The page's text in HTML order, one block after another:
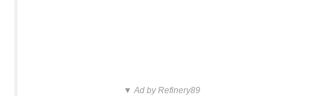
▼ Ad by Refinery89